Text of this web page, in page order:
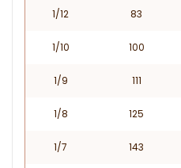
1/12 83
1/10 100
1/9 111
1/8 125
1/7 143